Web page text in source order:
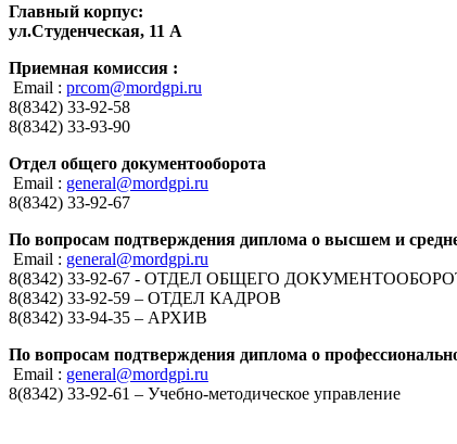
Главный корпус:
ул.Студенческая, 11 А
Приемная комиссия :
Email : prcom@mordgpi.ru
8(8342) 33-92-58
8(8342) 33-93-90
Отдел общего документооборота
Email : general@mordgpi.ru
8(8342) 33-92-67
По вопросам подтверждения диплома о высшем и
Email : general@mordgpi.ru
8(8342) 33-92-67 - ОТДЕЛ ОБЩЕГО
8(8342) 33-92-59 – ОТДЕЛ КАДРОВ
8(8342) 33-94-35 – АРХИВ
По вопросам подтверждения диплома о
Email : general@mordgpi.ru
8(8342) 33-92-61 – Учебно-методическое управление